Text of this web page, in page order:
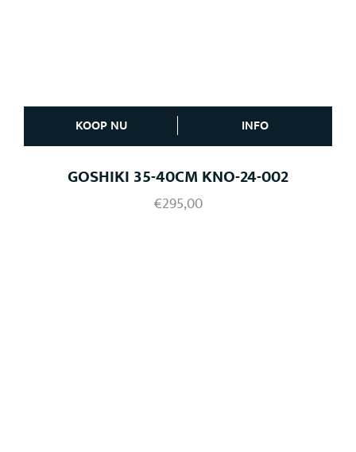
KOOP NU INFO
GOSHIKI 35-40CM KNO-24-002
€295,00